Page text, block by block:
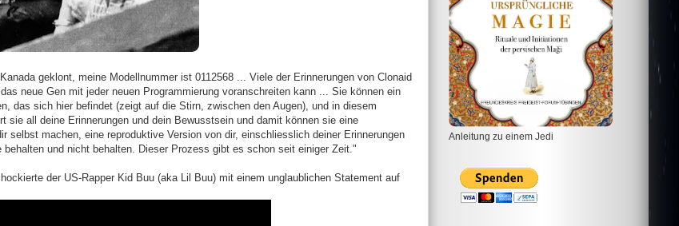
geklont, meine Modellnummer ist 0112568 ... Viele der Erinnerungen von Clonaid
neue Gen mit jeder neuen Programmierung voranschreiten kann ... Sie können ein
das sich hier befindet (zeigt auf die Stirn, zwischen den Augen), und in diesem
sie all deine Erinnerungen und dein Bewusstsein und damit können sie eine
selbst machen, eine reproduktive Version von dir, einschliesslich deiner Erinnerungen
behalten und nicht behalten. Dieser Prozess gibt es schon seit einiger Zeit."
der US-Rapper Kid Buu (aka Lil Buu) mit einem unglaublichen Statement auf
Anleitung zu einem Jedi